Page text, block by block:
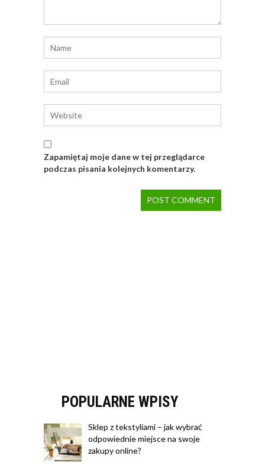
Zapamiętaj moje dane w tej przeglądarce
podczas pisania kolejnych komentarzy.
POPULARNE WPISY
Sklep z tekstyliami – jak wybrać
odpowiednie miejsce na swoje
zakupy online?